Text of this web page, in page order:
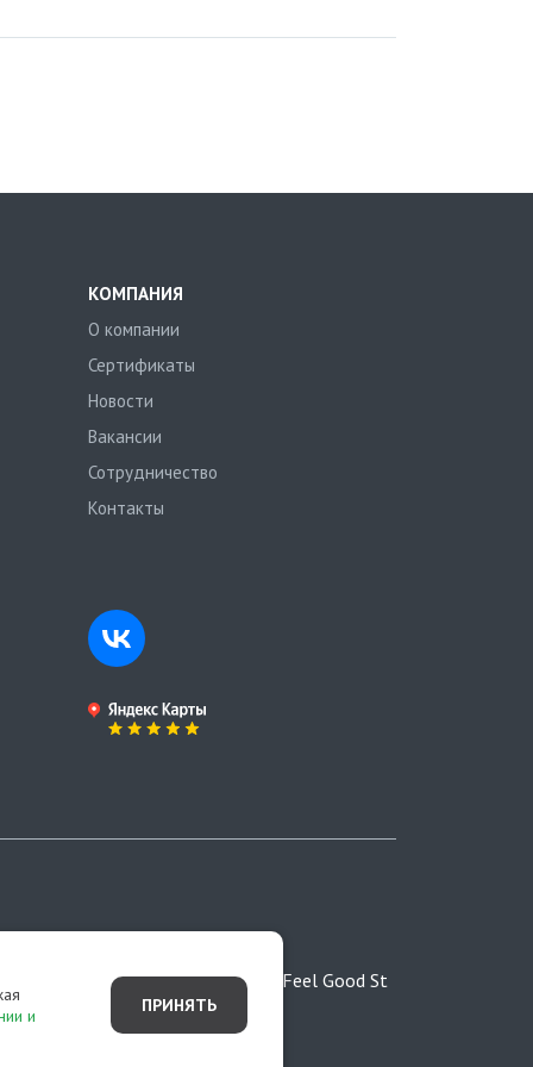
и
ПРИНЯТЬ
КОМПАНИЯ
О компании
Сертификаты
Новости
Вакансии
Сотрудничество
Контакты
Разработано студией Feel Good St